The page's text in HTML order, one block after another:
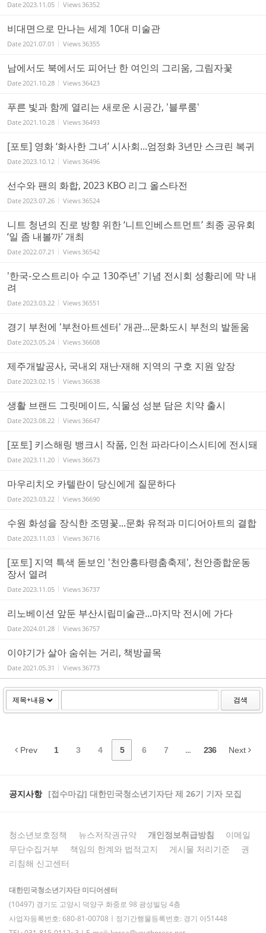
Date 2023.11.05 Views 36352
비대면으로 만나는 세계 10대 미술관
Date 2021.07.01 Views 36355
남에서도 북에서도 피어난 한 여인의 그리움, 그림자꽃
Date 2021.10.28 Views 36423
푸른 빛과 함께 열리는 새로운 시공간, '블루룸'
Date 2021.10.28 Views 36493
[포토] 영화 ‘화사한 그녀’ 시사회...엄정화 3년만 스크린 복귀
Date 2023.10.12 Views 36496
선수와 팬의 화합, 2023 KBO 리그 올스타전
Date 2023.07.26 Views 36524
니트 청년의 진로 방향 위한 ‘니트인베스트먼트’ 최종 공유회
‘일 좀 내볼까’ 개최
Date 2022.07.21 Views 36542
'한국-오스트리아 수교 130주년' 기념 전시회 성황리에 막 내
려
Date 2023.03.22 Views 36551
경기 부천에 '부천아트센터' 개관...문화도시 부천의 발돋움
Date 2023.05.24 Views 36608
제주개발공사, 국내외 재난·재해 지역의 구호 지원 앞장
Date 2023.02.15 Views 36638
생활 브랜드 그릿메이드, 식물성 성분 담은 치약 출시
Date 2023.08.22 Views 36647
[포토] 키스해링 뱅크시 작품, 인천 파라다이스시티에 전시돼
Date 2023.11.20 Views 36673
마우리치오 카텔란이 당신에게 질문하다
Date 2023.03.22 Views 36690
수원 화성을 장식한 조명꽃...문화 유적과 미디어아트의 결합
Date 2023.11.03 Views 36716
[포토] 지역 특색 돋보인 '천안흥타령춤축제', 천안종합운동
장서 열려
Date 2023.11.05 Views 36737
리노베이션 앞둔 부산시립미술관...마지막 전시에 가다
Date 2024.01.28 Views 36757
이야기가 살아 숨쉬는 거리, 책방골목
Date 2021.05.31 Views 36773
검색
Prev 1 3 4 5 6 7 ... 236 Next
공지사항 [접수마감] 대한민국청소년기자단 제 26기 기자 모집
청소년보호정책 뉴스저작권규약 개인정보취급방침
이메일
무단수집거부
책임의 한계와 법적고지 게시물 처리기준
권
리침해 신고센터
대한민국청소년기자단 미디어센터
(10497) 경기도 고양시 덕양구 화중로 98 광성빌딩 4층
사업자등록번호: 680-81-00708ㅣ정기간행물등록번호: 경기 아51448